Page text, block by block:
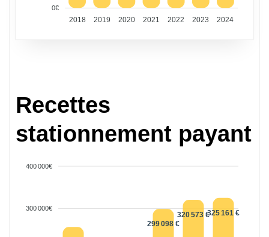
0€
2018 2019 2020 2021 2022 2023 2024
Recettes
stationnement payant
400 000€
300 000€
299 098 €
320 573 €325 161 €